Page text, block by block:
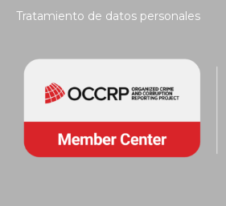
Tratamiento de datos personales